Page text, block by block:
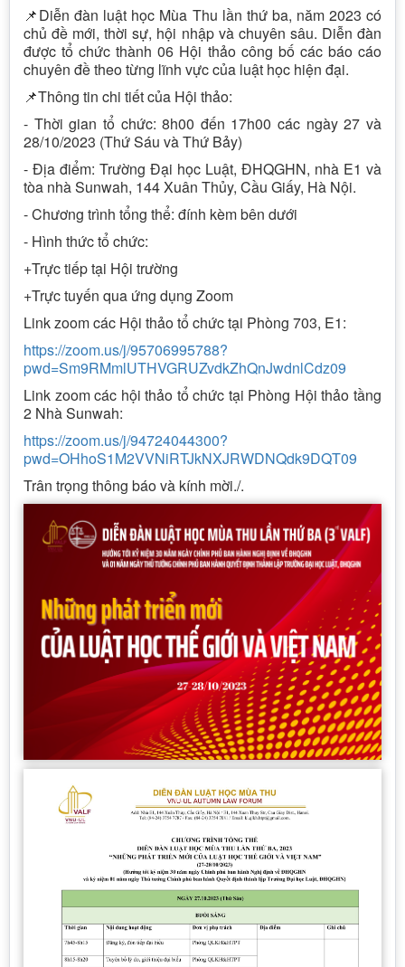
📌Diễn đàn luật học Mùa Thu lần thứ ba, năm 2023 có
chủ đề mới, thời sự, hội nhập và chuyên sâu. Diễn đàn
được tổ chức thành 06 Hội thảo công bố các báo cáo
chuyên đề theo từng lĩnh vực của luật học hiện đại.
📌Thông tin chi tiết của Hội thảo:
- Thời gian tổ chức: 8h00 đến 17h00 các ngày 27 và
28/10/2023 (Thứ Sáu và Thứ Bảy)
- Địa điểm: Trường Đại học Luật, ĐHQGHN, nhà E1 và
tòa nhà Sunwah, 144 Xuân Thủy, Cầu Giấy, Hà Nội.
- Chương trình tổng thể: đính kèm bên dưới
- Hình thức tổ chức:
+Trực tiếp tại Hội trường
+Trực tuyến qua ứng dụng Zoom
Link zoom các Hội thảo tổ chức tại Phòng 703, E1:
https://zoom.us/j/95706995788?
pwd=Sm9RMmlUTHVGRUZvdkZhQnJwdnlCdz09
Link zoom các hội thảo tổ chức tại Phòng Hội thảo tầng
2 Nhà Sunwah:
https://zoom.us/j/94724044300?
pwd=OHhoS1M2VVNiRTJkNXJRWDNQdk9DQT09
Trân trọng thông báo và kính mời./.